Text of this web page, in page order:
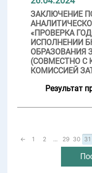
ЗАКЛЮЧЕНИЕ
«ПРОВЕРКА
ИСПОЛНЕНИИ
ОБРАЗОВАНИЯ
(СОВМЕСТНО С
КОМИССИЕЙ
Результат
← 1 2 ... 29 30 31